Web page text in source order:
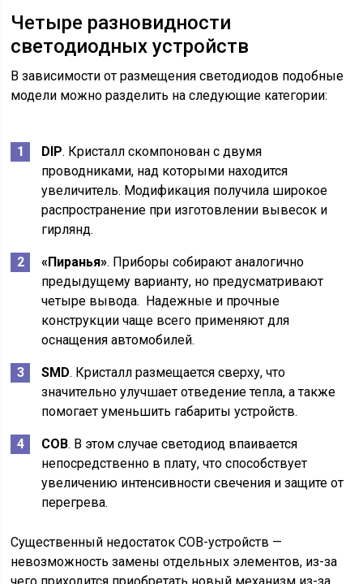
Четыре разновидности
светодиодных устройств
В зависимости от размещения светодиодов подобные
модели можно разделить на следующие категории:
DIP. Кристалл скомпонован с двумя
проводниками, над которыми находится
увеличитель. Модификация получила широкое
распространение при изготовлении вывесок и
гирлянд.
«Пиранья». Приборы собирают аналогично
предыдущему варианту, но предусматривают
четыре вывода. Надежные и прочные
конструкции чаще всего применяют для
оснащения автомобилей.
SMD. Кристалл размещается сверху, что
значительно улучшает отведение тепла, а также
помогает уменьшить габариты устройств.
СОВ. В этом случае светодиод впаивается
непосредственно в плату, что способствует
увеличению интенсивности свечения и защите от
перегрева.
Существенный недостаток COB-устройств —
невозможность замены отдельных элементов, из-за